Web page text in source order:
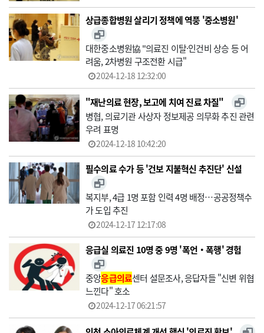
상급종합병원 살리기 정책에 역풍 '중소병원'
대한중소병원協 "의료진 이탈·인건비 상승 등 어
려움, 2차병원 구조전환 시급"
2024-12-18 12:32:00
"재난의료 현장, 보고에 치여 진료 차질"
병협, 의료기관 사상자 정보제공 의무화 추진 관련
우려 표명
2024-12-18 10:42:20
필수의료 수가 등 '건보 지불혁신 추진단' 신설
복지부, 4급 1명 포함 인력 4명 배정…공공정책수
가 도입 추진
2024-12-17 12:17:08
응급실 의료진 10명 중 9명 '폭언‧폭행' 경험
중앙응급의료센터 설문조사, 응답자들 "신변 위협
느낀다" 호소
2024-12-17 06:21:57